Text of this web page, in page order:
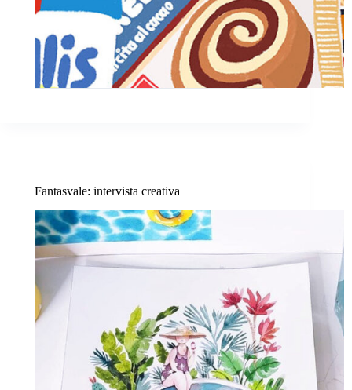
Fantasvale: intervista creativa